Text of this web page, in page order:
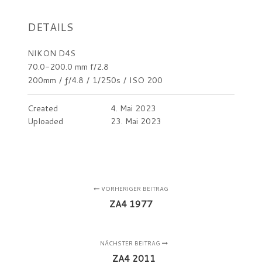
DETAILS
NIKON D4S
70.0-200.0 mm f/2.8
200mm / ƒ/4.8 / 1/250s / ISO 200
Created
4. Mai 2023
Uploaded
23. Mai 2023
VORHERIGER BEITRAG
ZA4 1977
NÄCHSTER BEITRAG
ZA4 2011